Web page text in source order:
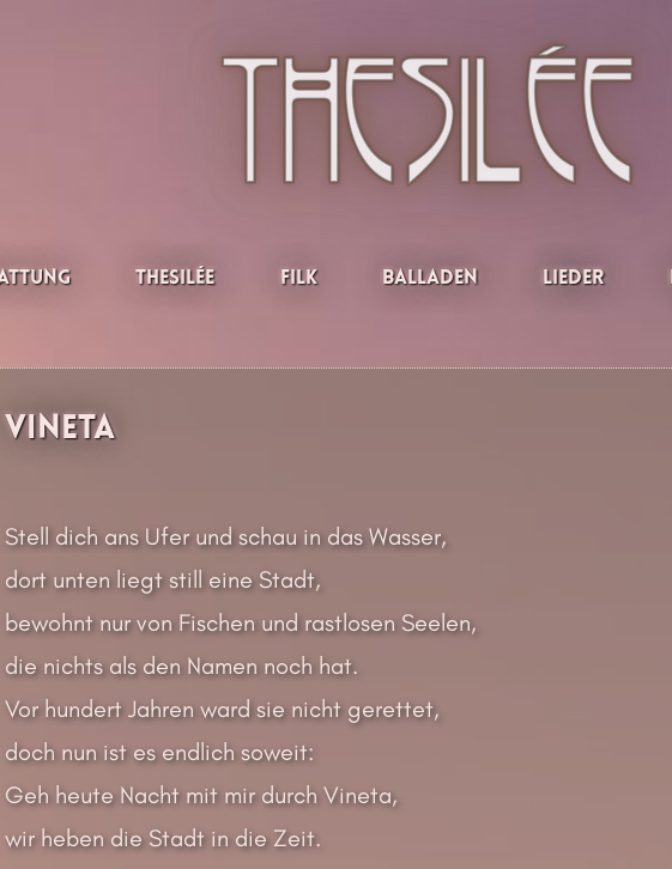
Thesilée Filk Balladen Lieder
Vineta
Stell dich ans Ufer und schau in das Wasser,
dort unten liegt still eine Stadt,
bewohnt nur von Fischen und rastlosen Seelen,
die nichts als den Namen noch hat.
Vor hundert Jahren ward sie nicht gerettet,
doch nun ist es endlich soweit:
Geh heute Nacht mit mir durch Vineta,
wir heben die Stadt in die Zeit.